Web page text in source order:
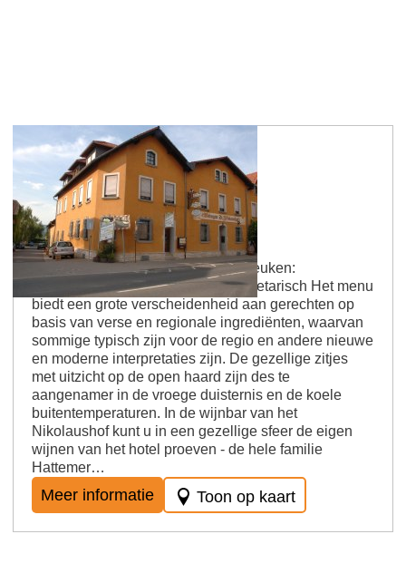
Gau-Algesheim
Nikolausstube
Bedrijfswijze: Gutsschänke Type keuken:
Seizoensgebonden, regionaal, vegetarisch Het menu
biedt een grote verscheidenheid aan gerechten op
basis van verse en regionale ingrediënten, waarvan
sommige typisch zijn voor de regio en andere nieuwe
en moderne interpretaties zijn. De gezellige zitjes
met uitzicht op de open haard zijn des te
aangenamer in de vroege duisternis en de koele
buitentemperaturen. In de wijnbar van het
Nikolaushof kunt u in een gezellige sfeer de eigen
wijnen van het hotel proeven - de hele familie
Hattemer…
Meer informatie Toon op kaart